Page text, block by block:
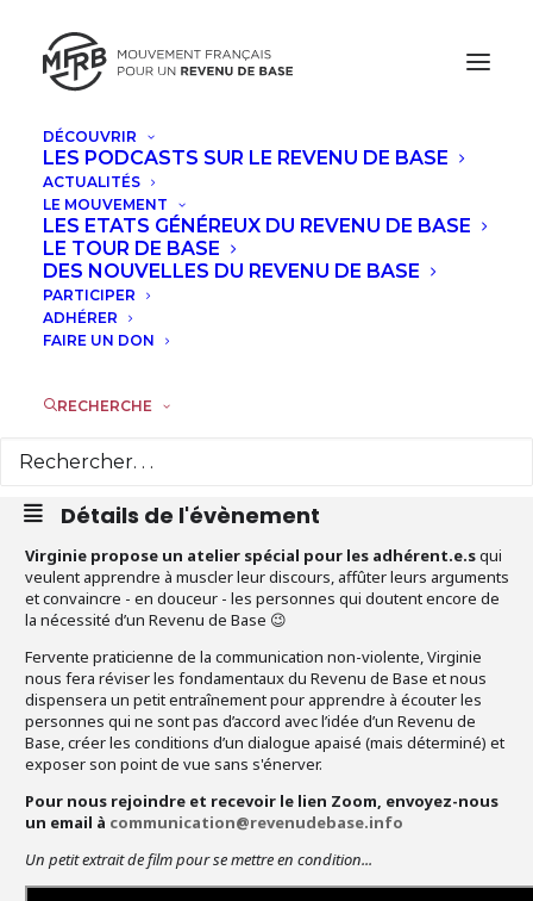
DÉCOUVRIR
LES PODCASTS SUR LE REVENU DE BASE
ACTUALITÉS
LE MOUVEMENT
LES ETATS GÉNÉREUX DU REVENU DE BASE
LE TOUR DE BASE
DES NOUVELLES DU REVENU DE BASE
PARTICIPER
ADHÉRER
FAIRE UN DON
RECHERCHE
JUILLET, 2026
ATELIER "TRAVAILLER SES
ARGUMENTS POUR DÉFENDRE LE
REVENU DE BASE" AVEC VIRGINIE
DELEU
Détails de l'évènement
Virginie propose un atelier spécial pour les adhérent.e.squi
veulent apprendre à muscler leur discours, affûter leurs arguments
et convaincre - en douceur - les personnes qui doutent encore de
la nécessité d’un Revenu de Base 😉
Fervente praticienne de la communication non-violente, Virginie
nous fera réviser les fondamentaux du Revenu de Base et nous
dispensera un petit entraînement pour apprendre à écouter les
personnes qui ne sont pas d’accord avec l’idée d’un Revenu de
Base, créer les conditions d’un dialogue apaisé (mais déterminé) et
exposer son point de vue sans s'énerver.
Pour nous rejoindre et recevoir le lien Zoom, envoyez-nous
un email à communication@revenudebase.info
Un petit extrait de film pour se mettre en condition...